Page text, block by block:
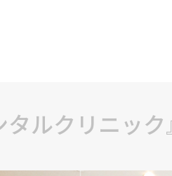
ルクリニッ